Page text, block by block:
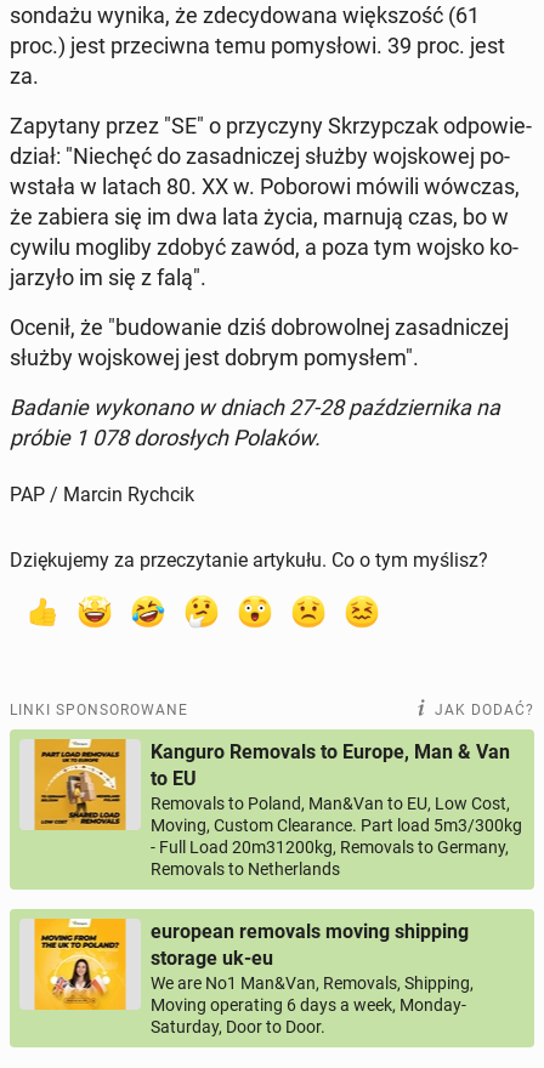
sondażu wynika, że zde­cy­do­wa­na więk­szość (61
proc.) jest prze­ciw­na temu po­my­sło­wi. 39 proc. jest
za.
Za­py­ta­ny przez "SE" o przy­czy­ny Skrzyp­czak od­po­wie­
dział: "Niechęć do za­sad­ni­czej służby woj­sko­wej po­
wsta­ła w latach 80. XX w. Po­bo­ro­wi mówili wówczas,
że zabiera się im dwa lata życia, marnują czas, bo w
cywilu mogliby zdobyć zawód, a poza tym wojsko ko­
ja­rzy­ło im się z falą".
Ocenił, że "bu­do­wa­nie dziś do­bro­wol­nej za­sad­ni­czej
służby woj­sko­wej jest dobrym po­my­słem".
Badanie wy­ko­na­no w dniach 27-28 paź­dzier­ni­ka na
próbie 1 078 do­ro­słych Polaków.
PAP / Marcin Rychcik
Dziękujemy za przeczytanie artykułu. Co o tym myślisz?
LINKI SPONSOROWANE JAK DODAĆ?
Kanguro Removals to Europe, Man & Van
to EU
Removals to Poland, Man&Van to EU, Low Cost,
Moving, Custom Clearance. Part load 5m3/300kg
- Full Load 20m31200kg, Removals to Germany,
Removals to Netherlands
european removals moving shipping
storage uk-eu
We are No1 Man&Van, Removals, Shipping,
Moving operating 6 days a week, Monday-
Saturday, Door to Door.